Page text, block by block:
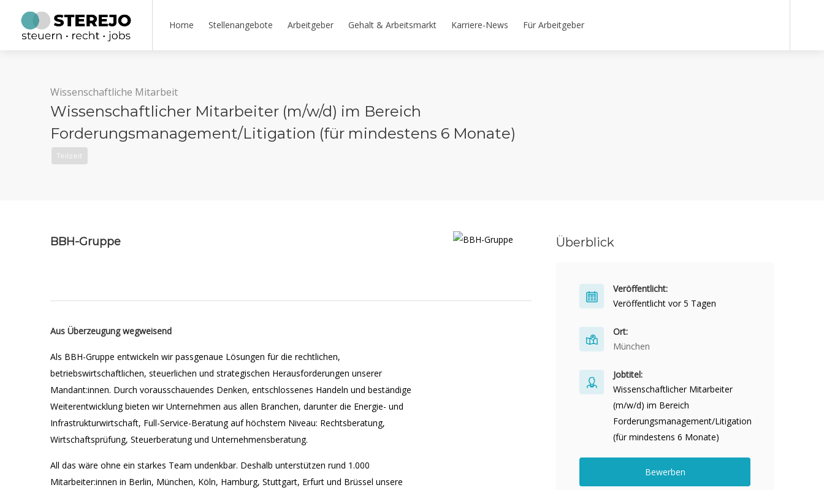
Home Stellenangebote Arbeitgeber Gehalt & Arbeitsmarkt Karriere-News Für Arbeitgeber
Wissenschaftliche Mitarbeit
Wissenschaftlicher Mitarbeiter (m/w/d) im Bereich
Forderungsmanagement/Litigation (für mindestens 6 Monate)
Teilzeit
BBH-Gruppe
Aus Überzeugung wegweisend
Als BBH-Gruppe entwickeln wir passgenaue Lösungen für die rechtlichen,
betriebswirtschaftlichen, steuerlichen und strategischen Herausforderungen unserer
Mandant:innen. Durch vorausschauendes Denken, entschlossenes Handeln und beständige
Weiterentwicklung bieten wir Unternehmen aus allen Branchen, darunter die Energie- und
Infrastrukturwirtschaft, Full-Service-Beratung auf höchstem Niveau: Rechtsberatung,
Wirtschaftsprüfung, Steuerberatung und Unternehmensberatung.
All das wäre ohne ein starkes Team undenkbar. Deshalb unterstützen rund 1.000
Mitarbeiter:innen in Berlin, München, Köln, Hamburg, Stuttgart, Erfurt und Brüssel unsere
Überblick
Veröffentlicht:
Veröffentlicht vor 5 Tagen
Ort:
München
Jobtitel:
Wissenschaftlicher Mitarbeiter
(m/w/d) im Bereich
Forderungsmanagement/Litigation
(für mindestens 6 Monate)
Bewerben